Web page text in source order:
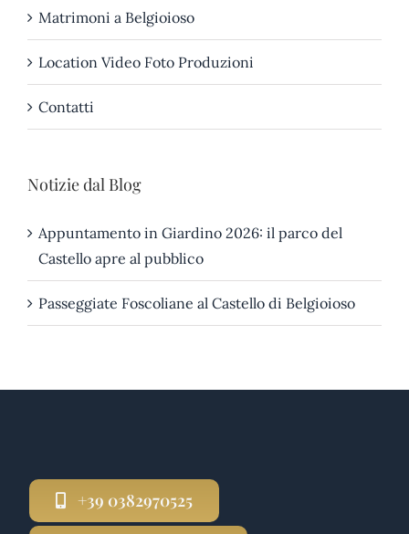
Matrimoni a Belgioioso
Location Video Foto Produzioni
Contatti
Notizie dal Blog
Appuntamento in Giardino 2026: il parco del
Castello apre al pubblico
Passeggiate Foscoliane al Castello di Belgioioso
+39 0382970525